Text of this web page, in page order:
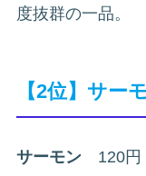
度抜群の一品。
【2位】サー
サーモン 120円